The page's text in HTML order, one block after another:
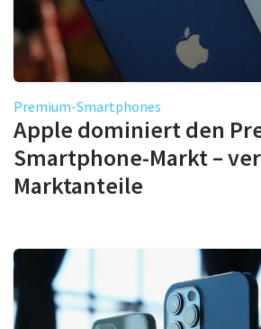
Premium-Smartphones
Apple dominiert den
Smartphone-Markt –
Marktanteile